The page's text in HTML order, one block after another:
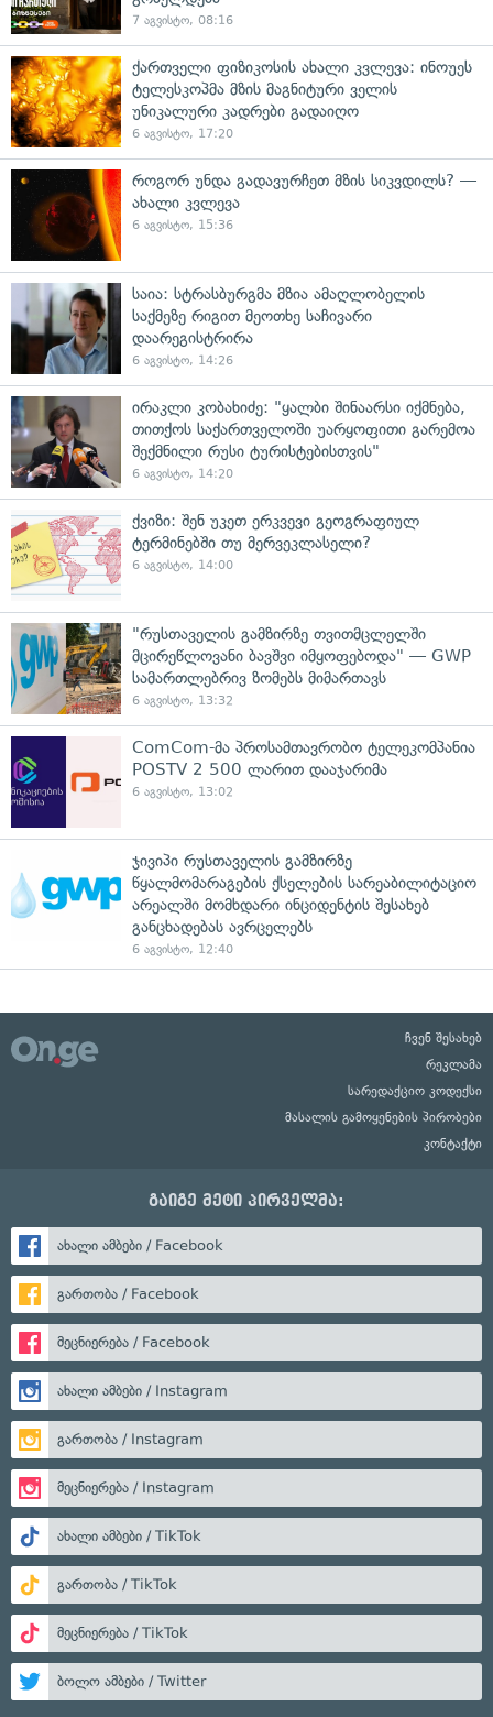
7 აგვისტო, 08:16
ქართველი ფიზიკოსის ახალი კვლევა: ინოუეს
ტელესკოპმა მზის მაგნიტური ველის
უნიკალური კადრები გადაიღო
6 აგვისტო, 17:20
როგორ უნდა გადავურჩეთ მზის სიკვდილს? —
ახალი კვლევა
6 აგვისტო, 15:36
საია: სტრასბურგმა მზია ამაღლობელის
საქმეზე რიგით მეოთხე საჩივარი
დაარეგისტრირა
6 აგვისტო, 14:26
ირაკლი კობახიძე: "ყალბი შინაარსი იქმნება,
თითქოს საქართველოში უარყოფითი გარემოა
შექმნილი რუსი ტურისტებისთვის"
6 აგვისტო, 14:20
ქვიზი: შენ უკეთ ერკვევი გეოგრაფიულ
ტერმინებში თუ მერვეკლასელი?
6 აგვისტო, 14:00
"რუსთაველის გამზირზე თვითმცლელში
მცირეწლოვანი ბავშვი იმყოფებოდა" — GWP
სამართლებრივ ზომებს მიმართავს
6 აგვისტო, 13:32
ComCom-მა პროსამთავრობო ტელეკომპანია
POSTV 2 500 ლარით დააჯარიმა
6 აგვისტო, 13:02
ჯივიპი რუსთაველის გამზირზე
წყალმომარაგების ქსელების სარეაბილიტაციო
არეალში მომხდარი ინციდენტის შესახებ
განცხადებას ავრცელებს
6 აგვისტო, 12:40
ჩვენ შესახებ
რეკლამა
სარედაქციო კოდექსი
მასალის გამოყენების პირობები
კონტაქტი
გაიგე მეტი პირველმა:
ახალი ამბები / Facebook
გართობა / Facebook
მეცნიერება / Facebook
ახალი ამბები / Instagram
გართობა / Instagram
მეცნიერება / Instagram
ახალი ამბები / TikTok
გართობა / TikTok
მეცნიერება / TikTok
ბოლო ამბები / Twitter